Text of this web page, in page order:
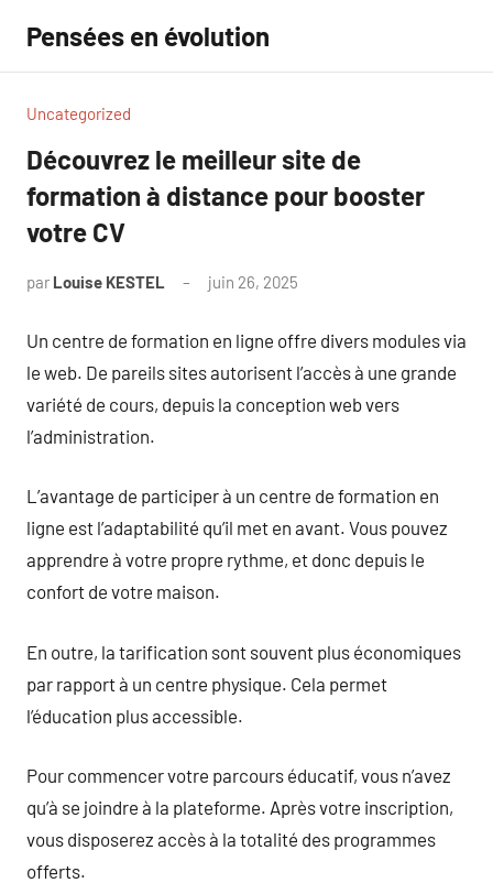
contenu
Pensées en évolution
Uncategorized
Découvrez le meilleur site de
formation à distance pour booster
votre CV
par Louise KESTEL juin 26, 2025
Un centre de formation en ligne offre divers modules via
le web. De pareils sites autorisent l’accès à une grande
variété de cours, depuis la conception web vers
l’administration.
L’avantage de participer à un centre de formation en
ligne est l’adaptabilité qu’il met en avant. Vous pouvez
apprendre à votre propre rythme, et donc depuis le
confort de votre maison.
En outre, la tarification sont souvent plus économiques
par rapport à un centre physique. Cela permet
l’éducation plus accessible.
Pour commencer votre parcours éducatif, vous n’avez
qu’à se joindre à la plateforme. Après votre inscription,
vous disposerez accès à la totalité des programmes
offerts.